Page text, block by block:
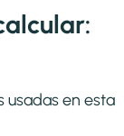
usadas en esta